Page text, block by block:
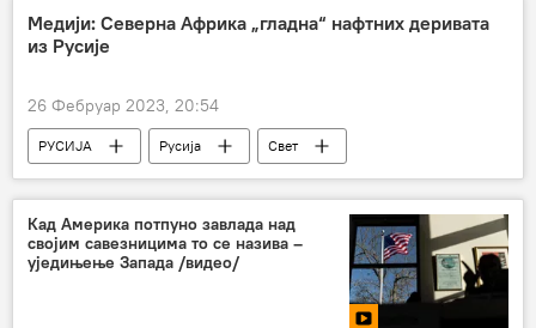
Медији: Северна Африка „гладна“ нафтних деривата
из Русије
26 Фебруар 2023, 20:54
РУСИЈА Русија
Свет
Свет – економија
Економија
нафта
нафтни деривати
Северна Африка
антируске санкције
Кад Америка потпуно завлада над
својим савезницима то се назива –
уједињење Запада /видео/